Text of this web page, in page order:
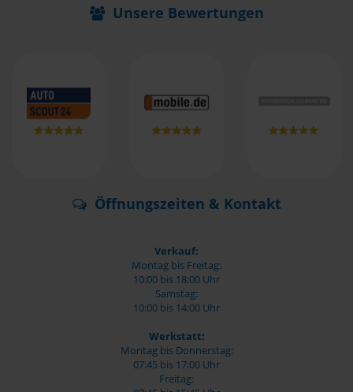
Unsere Bewertungen
Öffnungszeiten & Kontakt
Verkauf:
Montag bis Freitag:
10:00 bis 18:00 Uhr
Samstag:
10:00 bis 14:00 Uhr
Werkstatt:
Montag bis Donnerstag:
07:45 bis 17:00 Uhr
Freitag: